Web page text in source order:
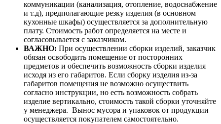
коммуникации (канализация, отопление, водоснабжение
и т.д), предполагающие резку изделия (в основном
кухонные шкафы) осуществляется за дополнительную
плату. Стоимость работ определяется на месте и
согласовывается с заказчиком.
ВАЖНО: При осуществлении сборки изделий, заказчик
обязан освободить помещение от посторонних
предметов и обеспечить возможность сборки изделия
исходя из его габаритов. Если сборку изделия из-за
габаритов помещения не возможно осуществить
согласно инструкции, но есть возможность собрать
изделие вертикально, стоимость такой сборки уточняйте
у менеджера. Вынос мусора и упаковок от продукции
осуществляется покупателем самостоятельно.